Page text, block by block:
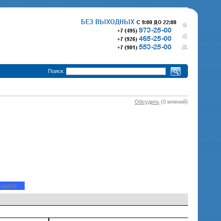
•
Поиск:
Обсудить (0 мнений)